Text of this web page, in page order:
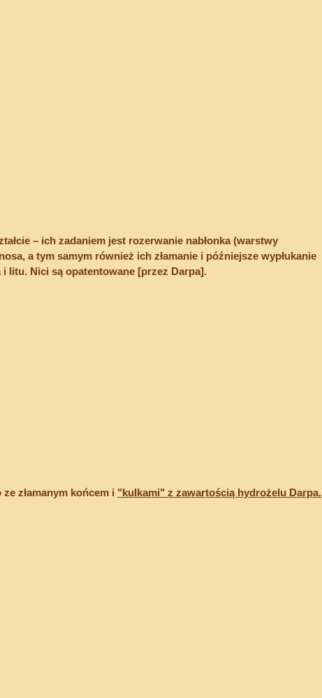
– ich zadaniem jest rozerwanie nabłonka (warstwy
a tym samym również ich złamanie i późniejsze wypłukanie
litu. Nici są opatentowane [przez Darpa].
złamanym końcem i "kulkami" z zawartością hydrożelu Darpa.